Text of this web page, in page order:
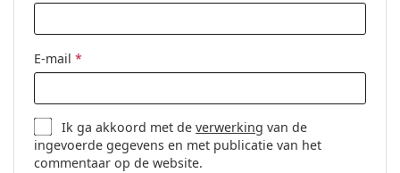
E-mail *
Ik ga akkoord met deverwerking van de
ingevoerde gegevens en met publicatie van het
commentaar op de website.